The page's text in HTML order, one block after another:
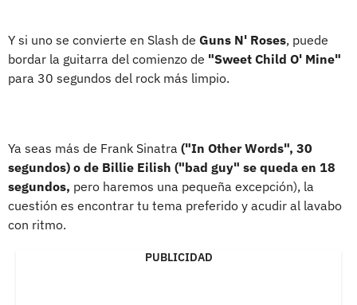
Y si uno se convierte en Slash de Guns N' Roses, puede
bordar la guitarra del comienzo de "Sweet Child O' Mine"
para 30 segundos del rock más limpio.
Ya seas más de Frank Sinatra ("In Other Words", 30
segundos) o de Billie Eilish ("bad guy" se queda en 18
segundos, pero haremos una pequeña excepción), la
cuestión es encontrar tu tema preferido y acudir al lavabo
con ritmo.
PUBLICIDAD